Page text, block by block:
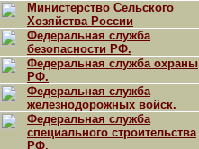
Министерство Сельского
Хозяйства России
Федеральная служба
безопасности РФ.
Федеральная служба охраны
РФ.
Федеральная служба
железнодорожных войск.
Федеральная служба
специального строительства
РФ.